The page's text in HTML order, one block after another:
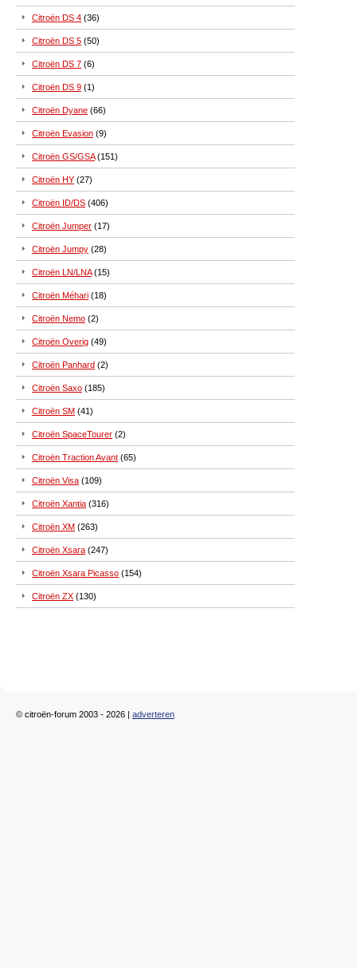
Citroën DS 4 (36)
Citroën DS 5 (50)
Citroën DS 7 (6)
Citroën DS 9 (1)
Citroën Dyane (66)
Citroën Evasion (9)
Citroën GS/GSA(151)
Citroën HY (27)
Citroën ID/DS (406)
Citroën Jumper (17)
Citroën Jumpy (28)
Citroën LN/LNA(15)
Citroën Méhari (18)
Citroën Nemo (2)
Citroën Overig (49)
Citroën Panhard (2)
Citroën Saxo (185)
Citroën SM (41)
Citroën SpaceTourer (2)
Citroën Traction Avant (65)
Citroën Visa (109)
Citroën Xantia (316)
Citroën XM (263)
Citroën Xsara (247)
Citroën Xsara Picasso (154)
Citroën ZX (130)
© citroën-forum 2003 - 2026 | adverteren